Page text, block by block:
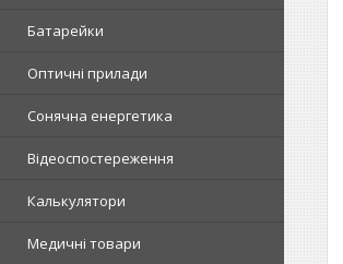
Батарейки
Оптичні прилади
Сонячна енергетика
Відеоспостереження
Калькулятори
Медичні товари